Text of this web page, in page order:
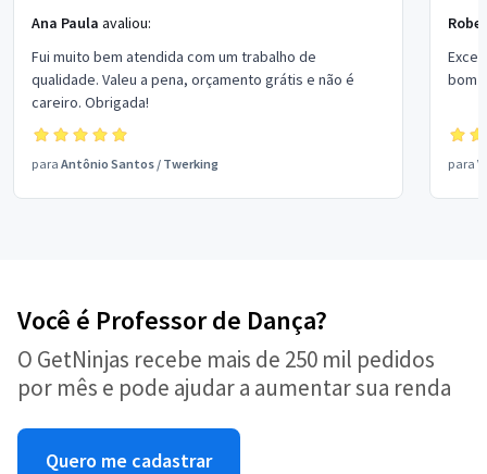
Ana Paula avaliou:
Fui muito bem atendida com um trabalho de
qualidade. Valeu a pena, orçamento grátis e não é
careiro. Obrigada!
para Antônio Santos / Twerking
bom
para
Você é Professor de Dança?
O GetNinjas recebe mais de 250 mil pedidos
por mês e pode ajudar a aumentar sua renda
Quero me cadastrar